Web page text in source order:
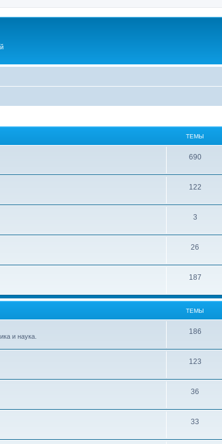
ТЕМЫ
690
122
3
26
187
ТЕМЫ
и наука.
186
123
36
33